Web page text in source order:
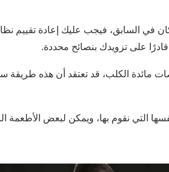
في السابق، فيجب عليك إعادة تقييم
على تزويدك بنصائح محددة.
مائدة الكلب، قد تعتقد أن هذه طريقة
التي نقوم بها، ويمكن لبعض الأطعمة